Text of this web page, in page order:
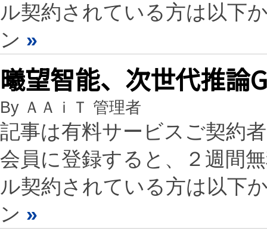
ル契約されている方は以下
ン »
曦望智能、次世代推論
By ＡＡｉＴ 管理者
記事は有料サービスご契約
会員に登録すると、２週間
ル契約されている方は以下
ン »